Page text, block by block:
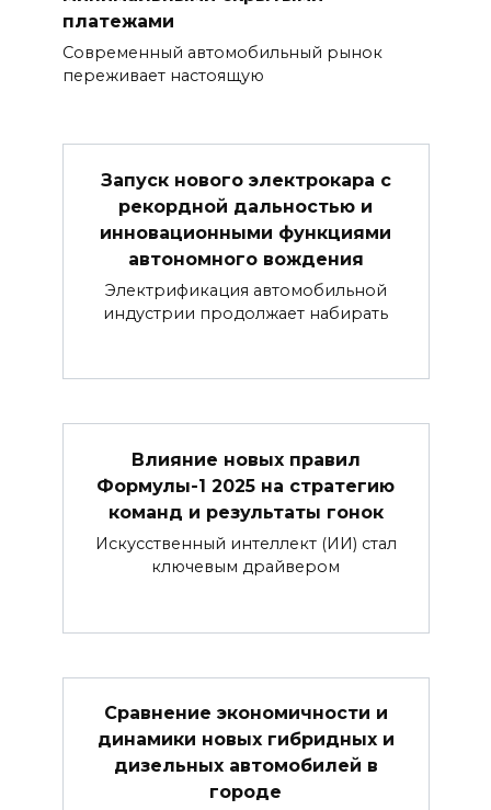
платежами
Современный автомобильный рынок
переживает настоящую
Запуск нового электрокара с
рекордной дальностью и
инновационными функциями
автономного вождения
Электрификация автомобильной
индустрии продолжает набирать
Влияние новых правил
Формулы-1 2025 на стратегию
команд и результаты гонок
Искусственный интеллект (ИИ) стал
ключевым драйвером
Сравнение экономичности и
динамики новых гибридных и
дизельных автомобилей в
городе